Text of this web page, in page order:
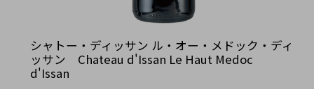
シャトー・ディッサン ル・オー・メドック・ディ
ッサン Chateau d'Issan Le Haut Medoc
d'Issan